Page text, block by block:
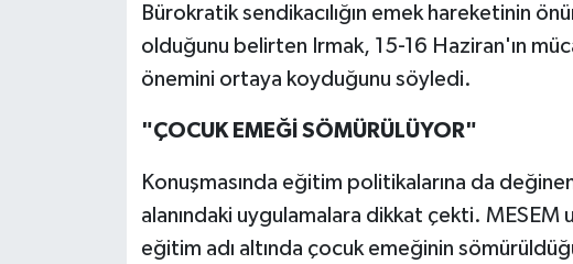
Bürokratik sendikacılığın emek hareketinin
olduğunu belirten Irmak, 15-16 Haziran'ın
önemini ortaya koyduğunu söyledi.
"ÇOCUK EMEĞİ SÖMÜRÜLÜYOR"
Konuşmasında eğitim politikalarına da
alanındaki uygulamalara dikkat çekti. MESEM
eğitim adı altında çocuk emeğinin